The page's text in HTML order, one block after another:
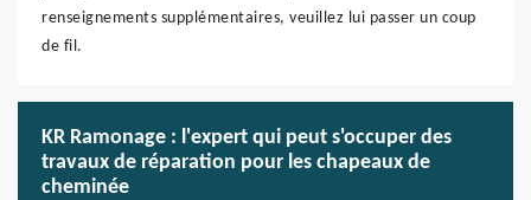
renseignements supplémentaires, veuillez lui passer un coup
de fil.
KR Ramonage : l'expert qui peut s'occuper des
travaux de réparation pour les chapeaux de
cheminée